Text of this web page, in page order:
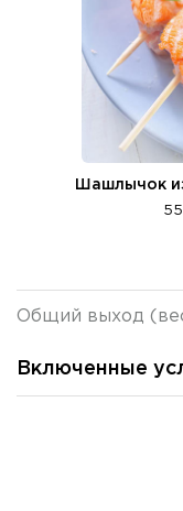
Шашлычок
55
Общий выход
Включенные